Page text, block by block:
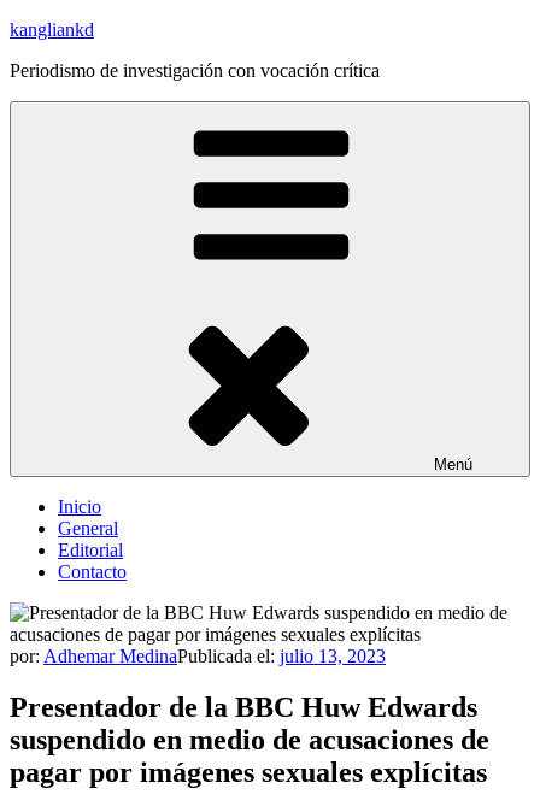
Saltar
contenido
kangliankd
Periodismo de investigación con vocación crítica
Menú
Inicio
General
Editorial
Contacto
por: Adhemar MedinaPublicada el: julio 13, 2023
Presentador de la BBC Huw Edwards
suspendido en medio de acusaciones de
pagar por imágenes sexuales explícitas